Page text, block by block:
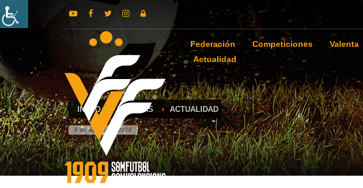
Federación Competiciones Valenta
Actualidad
INICIO NOTICIAS ACTUALIDAD
8 de agosto de 2026